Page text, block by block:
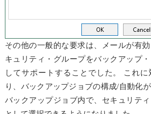
その他の一般的な要求は、メールが有
キュリティ・グループをバックアップ
してサポートすることでした。 これに
り、バックアップジョブの構成/自動化
バックアップジョブ内で、セキュリテ